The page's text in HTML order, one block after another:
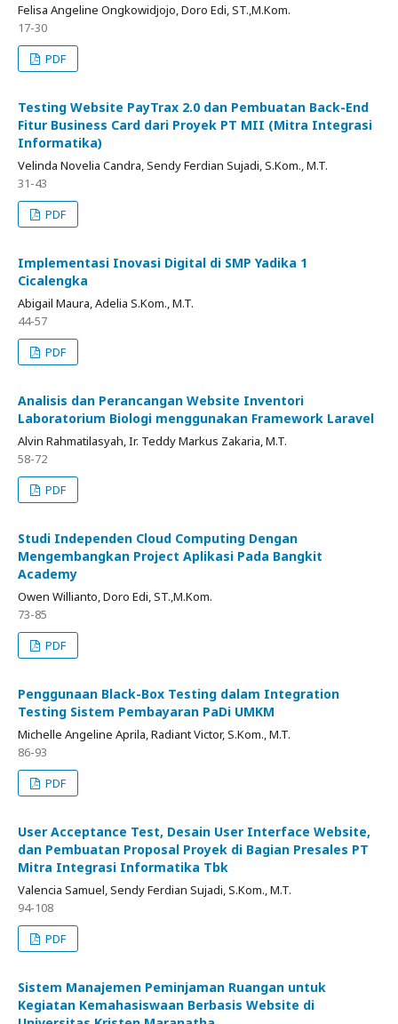
Felisa Angeline Ongkowidjojo, Doro Edi, ST.,M.Kom.
17-30
PDF
Testing Website PayTrax 2.0 dan Pembuatan Back-End
Fitur Business Card dari Proyek PT MII (Mitra Integrasi
Informatika)
Velinda Novelia Candra, Sendy Ferdian Sujadi, S.Kom., M.T.
31-43
PDF
Implementasi Inovasi Digital di SMP Yadika 1
Cicalengka
Abigail Maura, Adelia S.Kom., M.T.
44-57
PDF
Analisis dan Perancangan Website Inventori
Laboratorium Biologi menggunakan Framework Laravel
Alvin Rahmatilasyah, Ir. Teddy Markus Zakaria, M.T.
58-72
PDF
Studi Independen Cloud Computing Dengan
Mengembangkan Project Aplikasi Pada Bangkit
Academy
Owen Willianto, Doro Edi, ST.,M.Kom.
73-85
PDF
Penggunaan Black-Box Testing dalam Integration
Testing Sistem Pembayaran PaDi UMKM
Michelle Angeline Aprila, Radiant Victor, S.Kom., M.T.
86-93
PDF
User Acceptance Test, Desain User Interface Website,
dan Pembuatan Proposal Proyek di Bagian Presales PT
Mitra Integrasi Informatika Tbk
Valencia Samuel, Sendy Ferdian Sujadi, S.Kom., M.T.
94-108
PDF
Sistem Manajemen Peminjaman Ruangan untuk
Kegiatan Kemahasiswaan Berbasis Website di